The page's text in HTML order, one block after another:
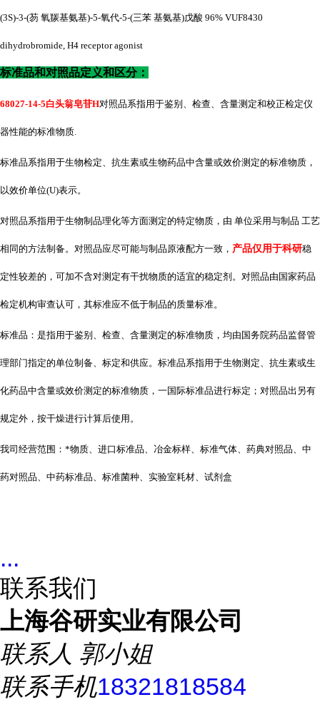
(3S)-3-(芴 氧羰基氨基)-5-氧代-5-(三苯 基氨基)戊酸 96% VUF8430
dihydrobromide, H4 receptor agonist
标准品和对照品定义和区分：
68027-14-5白头翁皂苷H对照品系指用于鉴别、检查、含量测定和校正检定仪
器性能的标准物质.
标准品系指用于生物检定、抗生素或生物药品中含量或效价测定的标准物质，
以效价单位(U)表示。
对照品系指用于生物制品理化等方面测定的特定物质，由 单位采用与制品 工艺
相同的方法制备。对照品应尽可能与制品原液配方一致， 产品仅用于科研稳
定性较差的，可加不含对测定有干扰物质的适宜的稳定剂。对照品由国家药品
检定机构审查认可，其标准应不低于制品的质量标准。
标准品：是指用于鉴别、检查、含量测定的标准物质，均由国务院药品监督管
理部门指定的单位制备、标定和供应。标准品系指用于生物测定、抗生素或生
化药品中含量或效价测定的标准物质，一国际标准品进行标定；对照品出另有
规定外，按干燥进行计算后使用。
我司经营范围：*物质、进口标准品、冶金标样、标准气体、药典对照品、中
药对照品、中药标准品、标准菌种、实验室耗材、试剂盒
...
联系我们
上海谷研实业有限公司
联系人 郭小姐
联系手机18321818584